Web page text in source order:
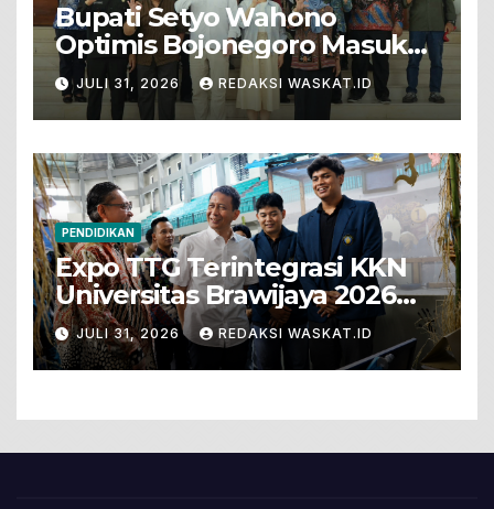
Bupati Setyo Wahono
Optimis Bojonegoro Masuk
Unesco Global Geopark
JULI 31, 2026 REDAKSI WASKAT.ID
PENDIDIKAN
Expo TTG Terintegrasi KKN
Universitas Brawijaya 2026
Hadirkan Inovasi Peternakan
Untuk Bojonegoro
JULI 31, 2026 REDAKSI WASKAT.ID